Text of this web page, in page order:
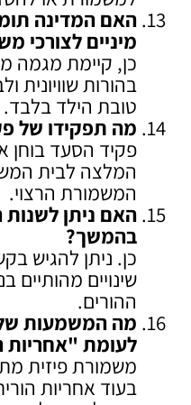
האם המדינה
מיניים לצורכי
כן, קיימת מגמה
בהורות שוויונית
טובת הילד בלבד.
מה תפקידו של
פקיד הסעד
המלצה לבית
המשמורת הרצוי.
האם ניתן
בהמשך?
כן. ניתן להגיש
שינויים מהותיים
ההורים.
מה המשמעות
לעומת "אחריות
משמורת פיזית
בעוד אחריות